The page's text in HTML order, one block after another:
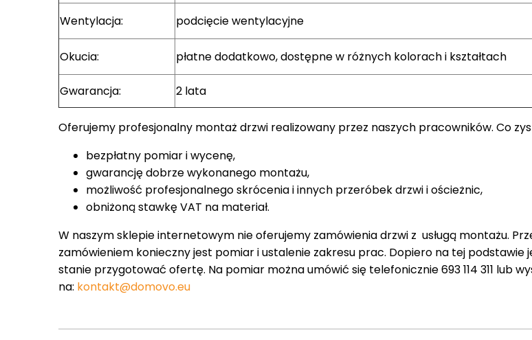
Wentylacja:
podcięcie wentylacyjne
Okucia: płatne dodatkowo, dostępne w różnych kolorach i kształtach
Gwarancja: 2 lata
Oferujemy profesjonalny montaż drzwi realizowany przez naszych pracowników. Co
bezpłatny pomiar i wycenę,
gwarancję dobrze wykonanego montażu,
możliwość profesjonalnego skrócenia i innych przeróbek drzwi i ościeżnic,
obniżoną stawkę VAT na materiał.
W naszym sklepie internetowym nie oferujemy zamówienia drzwi z usługą montażu.
zamówieniem konieczny jest pomiar i ustalenie zakresu prac. Dopiero na tej podstawie
stanie przygotować ofertę. Na pomiar można umówić się telefonicznie 693 114 311 lub
na: kontakt@domovo.eu